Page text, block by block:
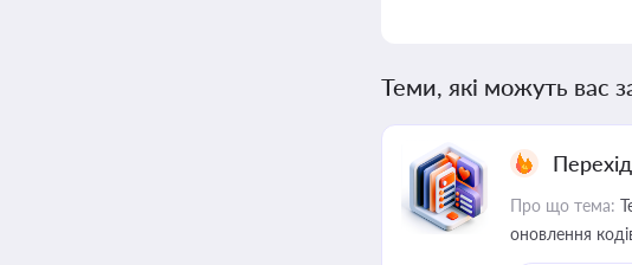
Теми, які можуть вас
Про що тема:
оновлення